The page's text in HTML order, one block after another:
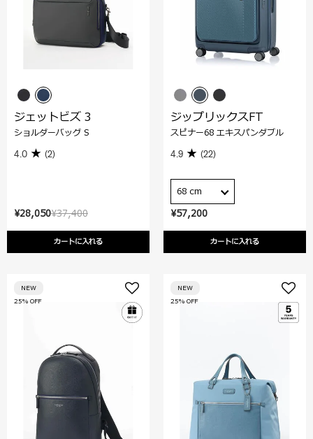
¥37,400
¥28,050
カートに入れる
ジェットビズ 3
ショルダーバッグ S
4.0 (2)
¥57,200
カートに入れる
ジップリックスFT
スピナー68 エキスパンダブル
4.9 (22)
68 cm
25% OFF
NEW
25% OFF
NEW